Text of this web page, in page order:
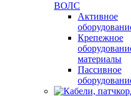
ВОЛС
Активное
Крепежное
материалы
Пассивное